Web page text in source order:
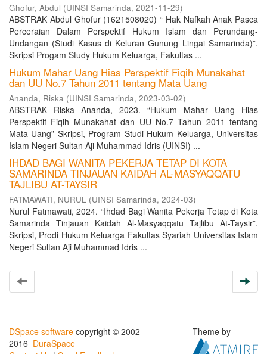
Ghofur, Abdul (UINSI Samarinda, 2021-11-29)
ABSTRAK Abdul Ghofur (1621508020) “ Hak Nafkah Anak Pasca
Perceraian Dalam Perspektif Hukum Islam dan Perundang-
Undangan (Studi Kasus di Keluran Gunung Lingai Samarinda)”.
Skripsi Progam Study Hukum Keluarga, Fakultas ...
Hukum Mahar Uang Hias Perspektif Fiqih Munakahat
dan UU No.7 Tahun 2011 tentang Mata Uang
Ananda, Riska (UINSI Samarinda, 2023-03-02)
ABSTRAK Riska Ananda, 2023. “Hukum Mahar Uang Hias
Perspektif Fiqih Munakahat dan UU No.7 Tahun 2011 tentang
Mata Uang” Skripsi, Program Studi Hukum Keluarga, Universitas
Islam Negeri Sultan Aji Muhammad Idris (UINSI) ...
IHDAD BAGI WANITA PEKERJA TETAP DI KOTA
SAMARINDA TINJAUAN KAIDAH AL-MASYAQQATU
TAJLIBU AT-TAYSIR
FATMAWATI, NURUL (UINSI Samarinda, 2024-03)
Nurul Fatmawati, 2024. “Ihdad Bagi Wanita Pekerja Tetap di Kota
Samarinda Tinjauan Kaidah Al-Masyaqqatu Tajlibu At-Taysir”.
Skripsi, Prodi Hukum Keluarga Fakultas Syariah Universitas Islam
Negeri Sultan Aji Muhammad Idris ...
DSpace software copyright © 2002-
2016 DuraSpace
Theme by